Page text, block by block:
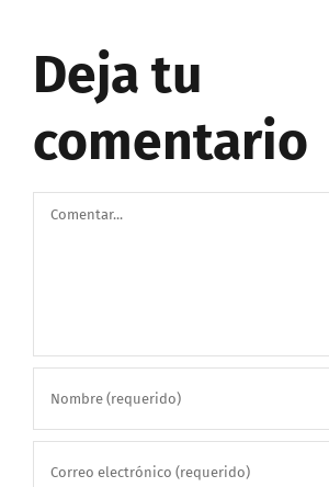
Deja tu
comentario